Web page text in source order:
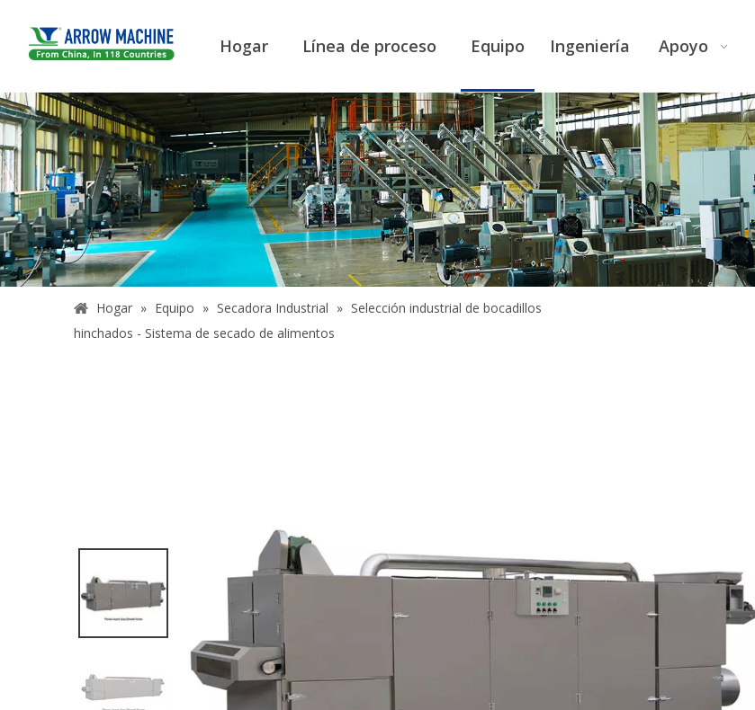
Hogar Línea de proceso Equipo Ingeniería Apoyo
Hogar » Equipo » Secadora Industrial » Selección industrial de bocadillos
hinchados - Sistema de secado de alimentos